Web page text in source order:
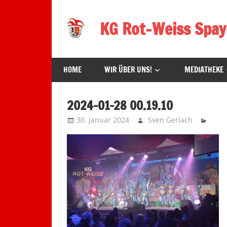
Inhalt
springen
KG Rot-Weiss
in
Spay!
HOME WIR ÜBER UNS! MEDIATHEKE
2024-01-28 00.19.10
30. Januar 2024 Sven Gerlach